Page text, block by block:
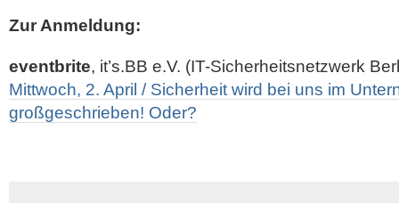
Zur Anmeldung:
eventbrite, it’s.BB e.V. (IT-Sicherheitsnetzwerk
Mittwoch, 2. April / Sicherheit wird bei uns im
großgeschrieben! Oder?